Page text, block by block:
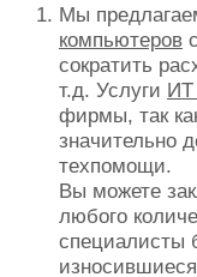
Мы
компьютеров
сократить
т.д. Услуги ИТ
фирмы, так
значительно
техпомощи.
Вы можете
любого
специалисты